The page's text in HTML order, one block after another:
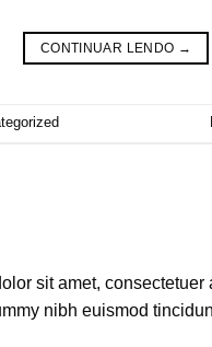
CONTINUAR LENDO →
sit amet, consectetuer
nibh euismod